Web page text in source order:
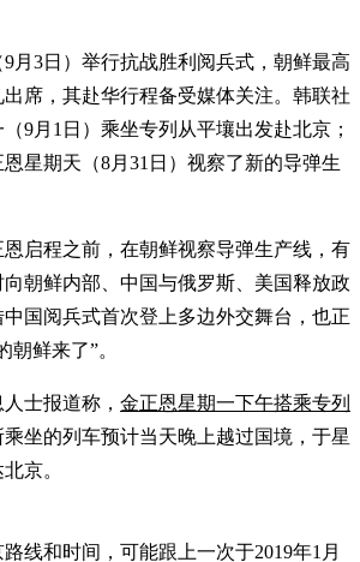
月3日）举行抗战胜利阅兵式，朝鲜最高
席，其赴华行程备受媒体关注。韩联社
9月1日）乘坐专列从平壤出发赴北京；
星期天（8月31日）视察了新的导弹生
启程之前，在朝鲜视察导弹生产线，有
朝鲜内部、中国与俄罗斯、美国释放政
国阅兵式首次登上多边外交舞台，也正
朝鲜来了”。
士报道称， 金正恩星期一下午搭乘专列
乘坐的列车预计当天晚上越过国境，于星
京。
线和时间，可能跟上一次于2019年1月